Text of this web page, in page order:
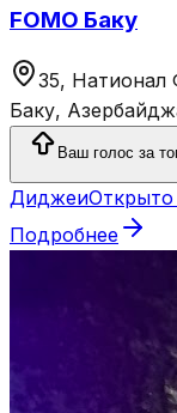
FOMO Баку
35, Натионал
Баку,
Ваш голос за
Диджеи
Подробнее